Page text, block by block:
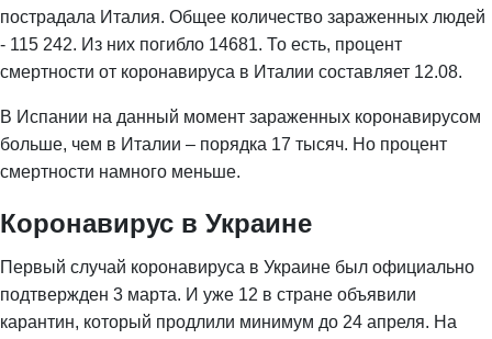
пострадала Италия. Общее количество зараженных людей
- 115 242. Из них погибло 14681. То есть, процент
смертности от коронавируса в Италии составляет 12.08.
В Испании на данный момент зараженных коронавирусом
больше, чем в Италии – порядка 17 тысяч. Но процент
смертности намного меньше.
Коронавирус в Украине
Первый случай коронавируса в Украине был официально
подтвержден 3 марта. И уже 12 в стране объявили
карантин, который продлили минимум до 24 апреля. На